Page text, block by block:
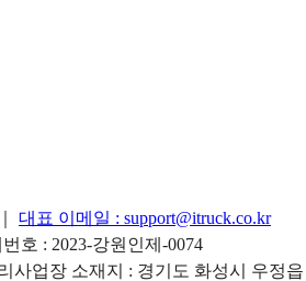
대표 이메일 : support@itruck.co.kr
번호 : 2023-강원인제-0074
사업장 소재지 : 경기도 화성시 우정